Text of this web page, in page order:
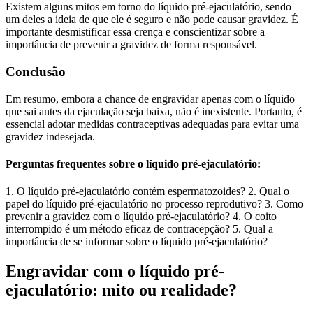
Existem alguns mitos em torno do líquido pré-ejaculatório, sendo
um deles a ideia de que ele é seguro e não pode causar gravidez. É
importante desmistificar essa crença e conscientizar sobre a
importância de prevenir a gravidez de forma responsável.
Conclusão
Em resumo, embora a chance de engravidar apenas com o líquido
que sai antes da ejaculação seja baixa, não é inexistente. Portanto, é
essencial adotar medidas contraceptivas adequadas para evitar uma
gravidez indesejada.
Perguntas frequentes sobre o líquido pré-ejaculatório:
1. O líquido pré-ejaculatório contém espermatozoides? 2. Qual o
papel do líquido pré-ejaculatório no processo reprodutivo? 3. Como
prevenir a gravidez com o líquido pré-ejaculatório? 4. O coito
interrompido é um método eficaz de contracepção? 5. Qual a
importância de se informar sobre o líquido pré-ejaculatório?
Engravidar com o líquido pré-
ejaculatório: mito ou realidade?